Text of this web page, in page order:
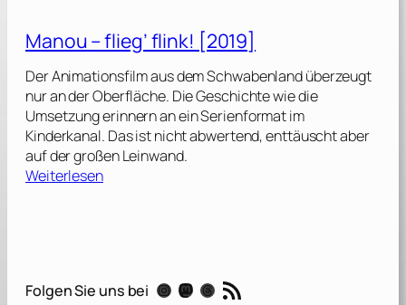
Manou – flieg’ flink! [2019]
Der Animationsfilm aus dem Schwabenland überzeugt
nur an der Oberfläche. Die Geschichte wie die
Umsetzung erinnern an ein Serienformat im
Kinderkanal. Das ist nicht abwertend, enttäuscht aber
auf der großen Leinwand.
Weiterlesen:
Folgen Sie uns bei Instagram Mastodon Threads RSS-Feed